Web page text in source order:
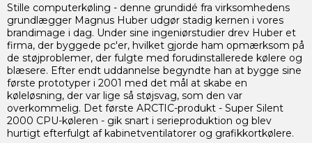
Stille computerkøling - denne grundidé fra virksomhedens
grundlægger Magnus Huber udgør stadig kernen i vores
brandimage i dag. Under sine ingeniørstudier drev Huber et
firma, der byggede pc'er, hvilket gjorde ham opmærksom på
de støjproblemer, der fulgte med forudinstallerede kølere og
blæsere. Efter endt uddannelse begyndte han at bygge sine
første prototyper i 2001 med det mål at skabe en
køleløsning, der var lige så støjsvag, som den var
overkommelig. Det første ARCTIC-produkt - Super Silent
2000 CPU-køleren - gik snart i serieproduktion og blev
hurtigt efterfulgt af kabinetventilatorer og grafikkortkølere.